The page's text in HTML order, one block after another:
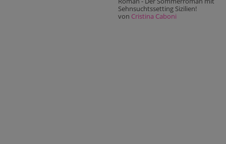
Sehnsuchtssetting Sizilien!
von Cristina Caboni